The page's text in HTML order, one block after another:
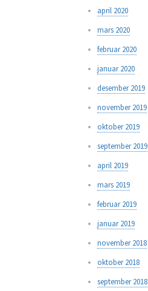
april 2020
mars 2020
februar 2020
januar 2020
desember 2019
november 2019
oktober 2019
september 2019
april 2019
mars 2019
februar 2019
januar 2019
november 2018
oktober 2018
september 2018